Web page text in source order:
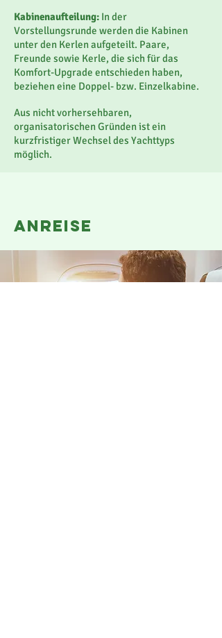
Kabinenaufteilung: In der
Vorstellungsrunde werden die Kabinen
unter den Kerlen aufgeteilt. Paare,
Freunde sowie Kerle, die sich für das
Komfort-Upgrade entschieden haben,
beziehen eine Doppel- bzw. Einzelkabine.
Aus nicht vorhersehbaren,
organisatorischen Gründen ist ein
kurzfristiger Wechsel des Yachttyps
möglich.
anreise